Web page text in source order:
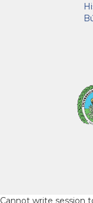
Cannot write session